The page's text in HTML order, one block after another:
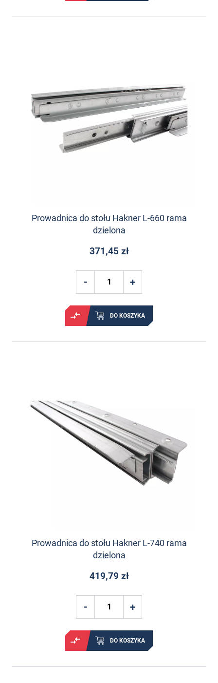
Prowadnica do stołu Hakner L-660 rama
dzielona
371,45 zł
DO KOSZYKA
Prowadnica do stołu Hakner L-740 rama
dzielona
419,79 zł
DO KOSZYKA